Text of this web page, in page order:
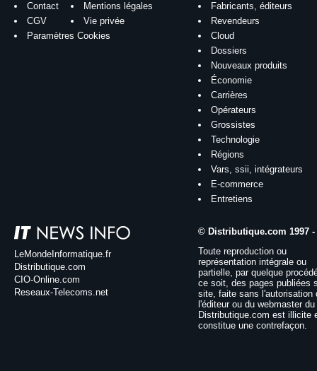
Contact
Mentions légales
CGV
Vie privée
Paramètres Cookies
Fabricants, éditeurs
Revendeurs
Cloud
Dossiers
Nouveaux produits
Économie
Carrières
Opérateurs
Grossistes
Technologie
Régions
Vars, ssii, intégrateurs
E-commerce
Entretiens
LeMondeInformatique.fr
Distributique.com
CIO-Online.com
Reseaux-Telecoms.net
© Distributique.com 1997 -
Toute reproduction ou
représentation intégrale ou
partielle, par quelque
ce soit, des pages publiées
site, faite sans l'autorisation
l'éditeur ou du webmaster
Distributique.com est illicite
constitue une contrefaçon.